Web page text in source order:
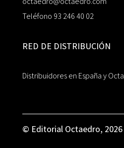
Teléfono 93 246 40 02
RED DE DISTRIBUCIÓN
Distribuidores en España y
© Editorial Octaedro, 2026